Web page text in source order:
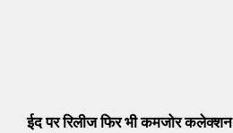
ईद पर रिलीज फिर भी कमजोर